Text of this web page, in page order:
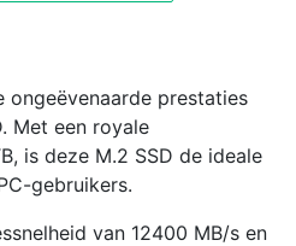
ongeëvenaarde prestaties
Met een royale
is deze M.2 SSD de ideale
gebruikers.
van 12400 MB/s en